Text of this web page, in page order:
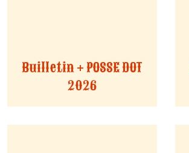
Builletin + POSSE DOT
2026